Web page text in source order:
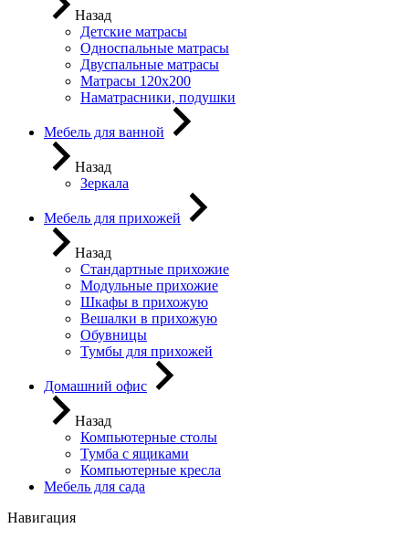
Назад
Детские матрасы
Односпальные матрасы
Двуспальные матрасы
Матрасы 120х200
Наматрасники, подушки
Мебель для ванной
Назад
Зеркала
Мебель для прихожей
Назад
Стандартные прихожие
Модульные прихожие
Шкафы в прихожую
Вешалки в прихожую
Обувницы
Тумбы для прихожей
Домашний офис
Назад
Компьютерные столы
Тумба с ящиками
Компьютерные кресла
Мебель для сада
Навигация